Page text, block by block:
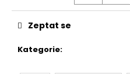
Kategorie:
Zeptat se
j
e
e